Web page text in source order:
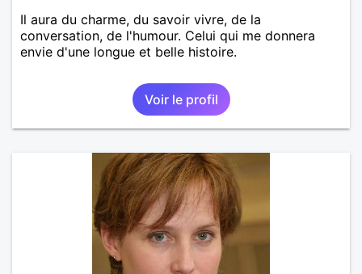
Il aura du charme, du savoir vivre, de la
conversation, de l'humour. Celui qui me donnera
envie d'une longue et belle histoire.
Voir le profil